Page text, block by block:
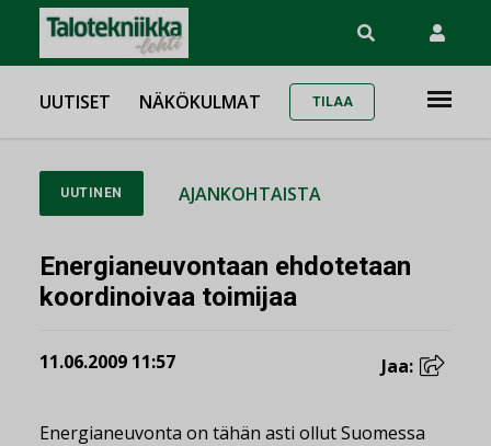
UUTISET NÄKÖKULMAT TILAA
UUTINEN AJANKOHTAISTA
Energianeuvontaan ehdotetaan
koordinoivaa toimijaa
11.06.2009 11:57 Jaa:
Energianeuvonta on tähän asti ollut Suomessa